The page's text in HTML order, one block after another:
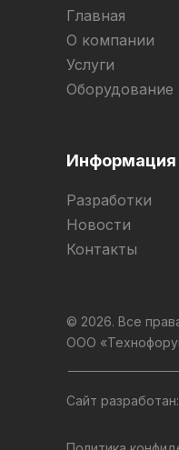
Информация
Главная
О компании
Услуги
Оборудование
Разработки
Новости
Контакты
© 2026. Все
ООО
Сайт разработан: